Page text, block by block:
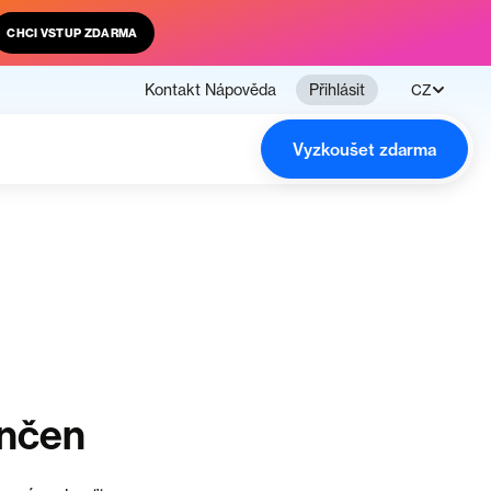
CHCI VSTUP ZDARMA
Kontakt Nápověda Přihlásit CZ
Vyzkoušet zdarma